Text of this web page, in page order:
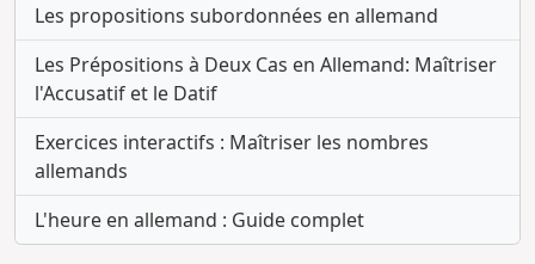
Les propositions subordonnées en allemand
Les Prépositions à Deux Cas en Allemand: Maîtriser
l'Accusatif et le Datif
Exercices interactifs : Maîtriser les nombres
allemands
L'heure en allemand : Guide complet